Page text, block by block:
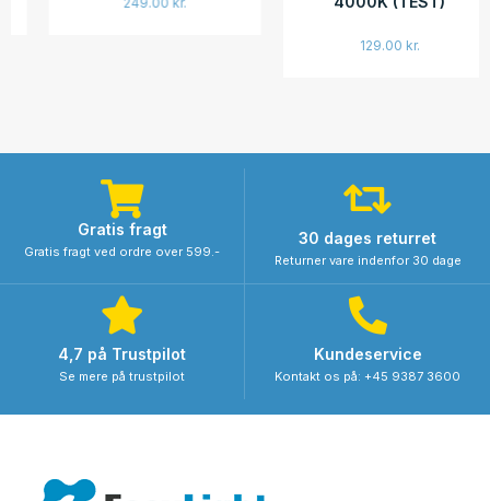
129.00kr.
Gratis fragt
Gratis fragt ved ordre over 599.-
30 dages returret
Returner vare indenfor 30 dage
4,7 på Trustpilot
Se mere på trustpilot
Kundeservice
Kontakt os på: +45 9387 3600